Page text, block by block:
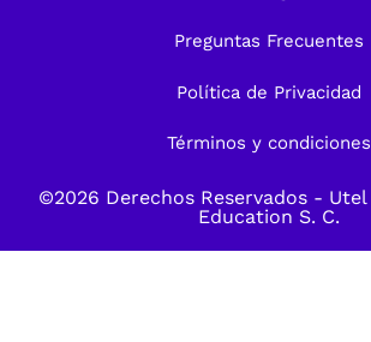
Preguntas Frecuentes
Política de Privacidad
Términos y condiciones
©2026 Derechos Reservados - Utel
Education S. C.